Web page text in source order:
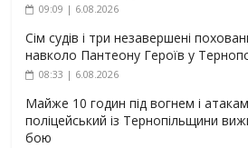
09:09 | 6.08.2026
Сім судів і три незавершені
навколо Пантеону Героїв у
08:33 | 6.08.2026
Майже 10 годин під вогнем і
поліцейський із Тернопільщини
бою